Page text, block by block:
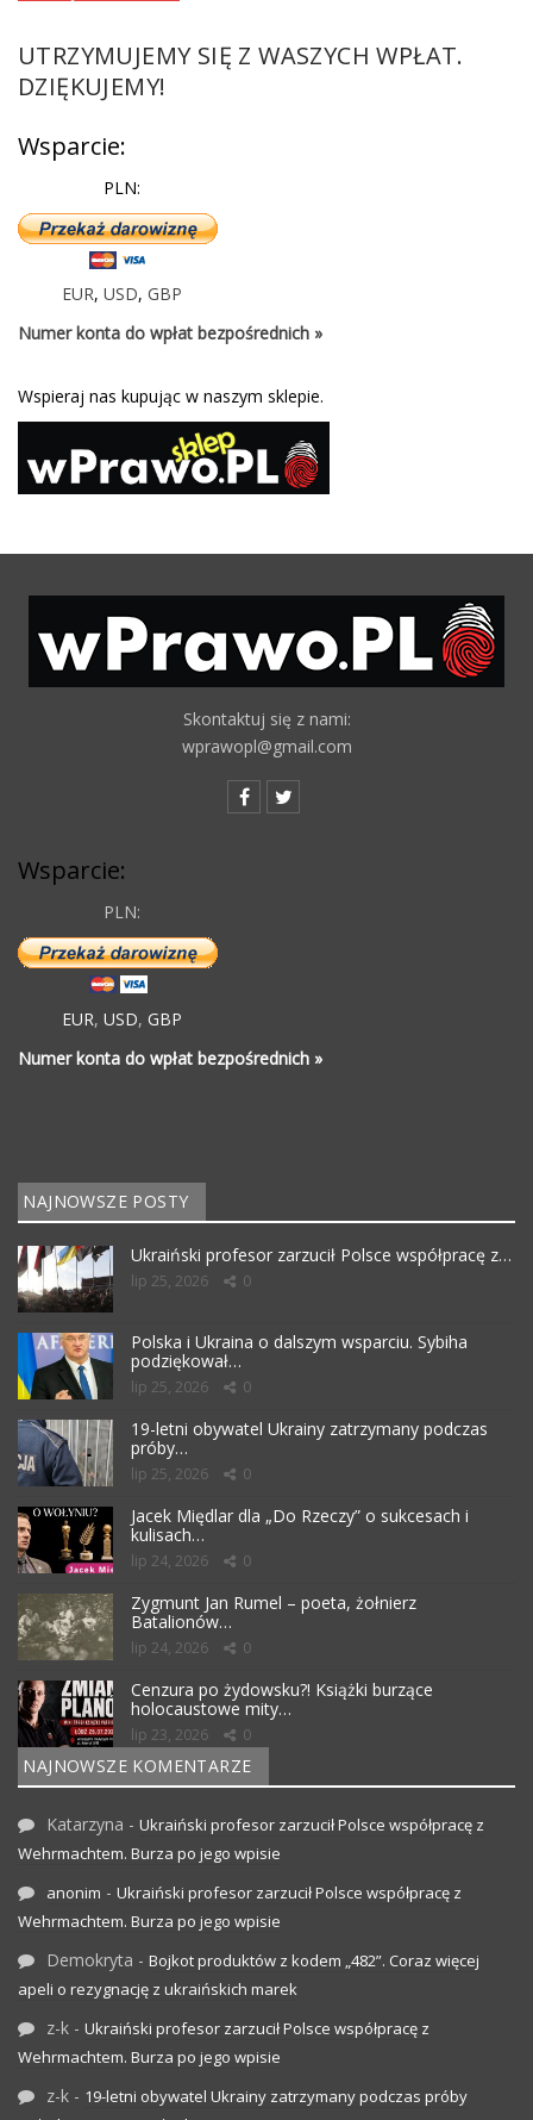
UTRZYMUJEMY SIĘ Z WASZYCH WPŁAT.
DZIĘKUJEMY!
Wsparcie:
PLN:
EUR, USD, GBP
Numer konta do wpłat bezpośrednich »
Wspieraj nas kupując w naszym sklepie.
Skontaktuj się z nami:
wprawopl@gmail.com
Wsparcie:
PLN:
EUR, USD, GBP
Numer konta do wpłat bezpośrednich »
NAJNOWSZE POSTY
Ukraiński profesor zarzucił Polsce współpracę z…
lip 25, 2026 0
Polska i Ukraina o dalszym wsparciu. Sybiha
podziękował…
lip 25, 2026 0
19-letni obywatel Ukrainy zatrzymany podczas
próby…
lip 25, 2026 0
Jacek Międlar dla „Do Rzeczy” o sukcesach i
kulisach…
lip 24, 2026 0
Zygmunt Jan Rumel – poeta, żołnierz
Batalionów…
lip 24, 2026 0
Cenzura po żydowsku?! Książki burzące
holocaustowe mity…
lip 23, 2026 0
NAJNOWSZE KOMENTARZE
Katarzyna - Ukraiński profesor zarzucił Polsce współpracę z
Wehrmachtem. Burza po jego wpisie
anonim - Ukraiński profesor zarzucił Polsce współpracę z
Wehrmachtem. Burza po jego wpisie
Demokryta - Bojkot produktów z kodem „482”. Coraz więcej
apeli o rezygnację z ukraińskich marek
z-k - Ukraiński profesor zarzucił Polsce współpracę z
Wehrmachtem. Burza po jego wpisie
z-k - 19-letni obywatel Ukrainy zatrzymany podczas próby